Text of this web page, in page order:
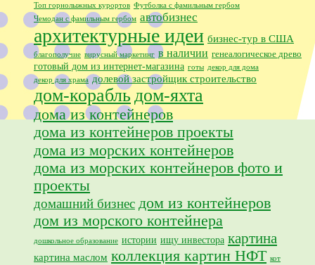
Топ горнолыжных курортов Футболка с фамильным гербом
Чемодан с фамильным гербом автобизнес
архитектурные идеи бизнес-тур в США
благополучие вирусный маркетинг в наличии генеалогическое древо
готовый дом из интернет-магазина готы декор для дома
декор для храма долевой застройщик строительство
дом-корабль дом-яхта
дома из контейнеров
дома из контейнеров проекты
дома из морских контейнеров
дома из морских контейнеров фото и
проекты
домашний бизнес дом из контейнеров
дом из морского контейнера
дошкольное образование истории ищу инвестора картина
картина маслом коллекция картин НФТ кот